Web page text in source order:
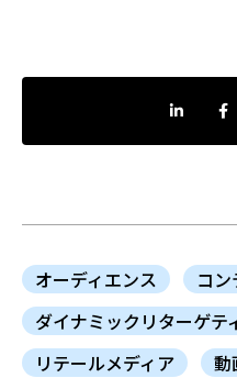
LinkedIn
オーディエンス
コ
ダイナミックリターゲテ
リテールメディア
動